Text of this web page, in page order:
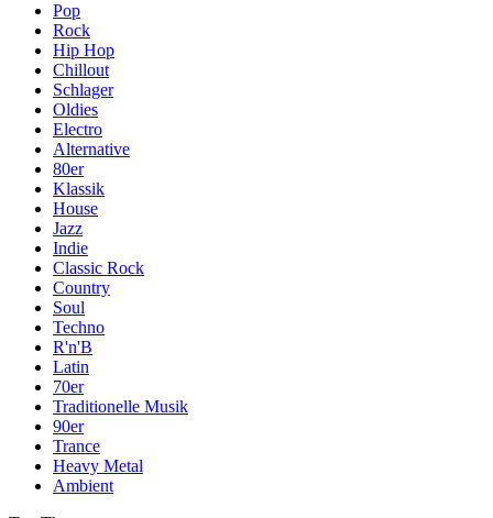
Pop
Rock
Hip Hop
Chillout
Schlager
Oldies
Electro
Alternative
80er
Klassik
House
Jazz
Indie
Classic Rock
Country
Soul
Techno
R'n'B
Latin
70er
Traditionelle Musik
90er
Trance
Heavy Metal
Ambient